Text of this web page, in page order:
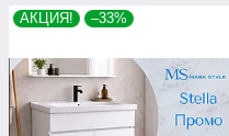
АКЦИЯ! –33%